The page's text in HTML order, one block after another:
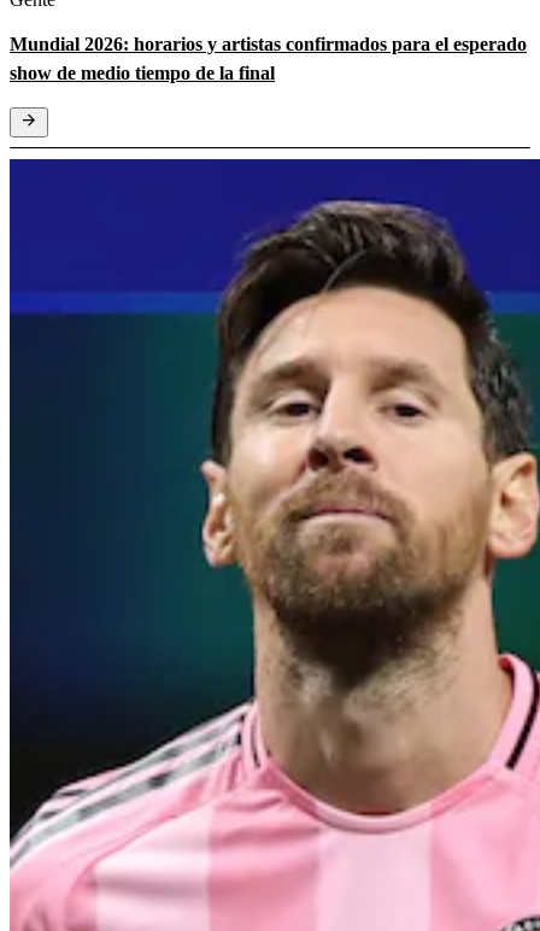
Mundial 2026: horarios y artistas confirmados para el esperado
show de medio tiempo de la final